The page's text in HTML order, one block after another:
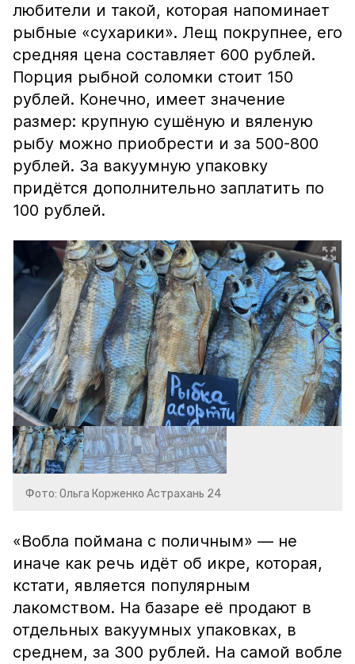
любители и такой, которая напоминает
рыбные «сухарики». Лещ покрупнее, его
средняя цена составляет 600 рублей.
Порция рыбной соломки стоит 150
рублей. Конечно, имеет значение
размер: крупную сушёную и вяленую
рыбу можно приобрести и за 500-800
рублей. За вакуумную упаковку
придётся дополнительно заплатить по
100 рублей.
Фото: Ольга Корженко Астрахань 24
«Вобла поймана с поличным» — не
иначе как речь идёт об икре, которая,
кстати, является популярным
лакомством. На базаре её продают в
отдельных вакуумных упаковках, в
среднем, за 300 рублей. На самой вобле